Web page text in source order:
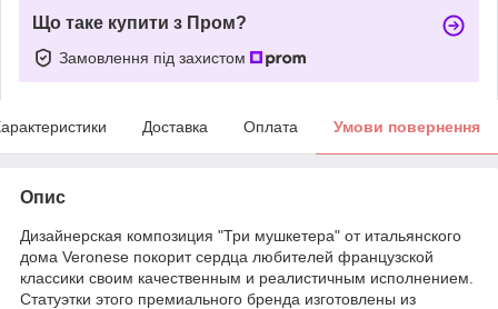
Що таке купити з Пром?
Замовлення під захистом
Доставка Оплата Умови повернення
Опис
Дизайнерская композиция "Три мушкетера" от итальянского
дома Veronese покорит сердца любителей французской
классики своим качественным и реалистичным исполнением.
Статуэтки этого премиального бренда изготовлены из